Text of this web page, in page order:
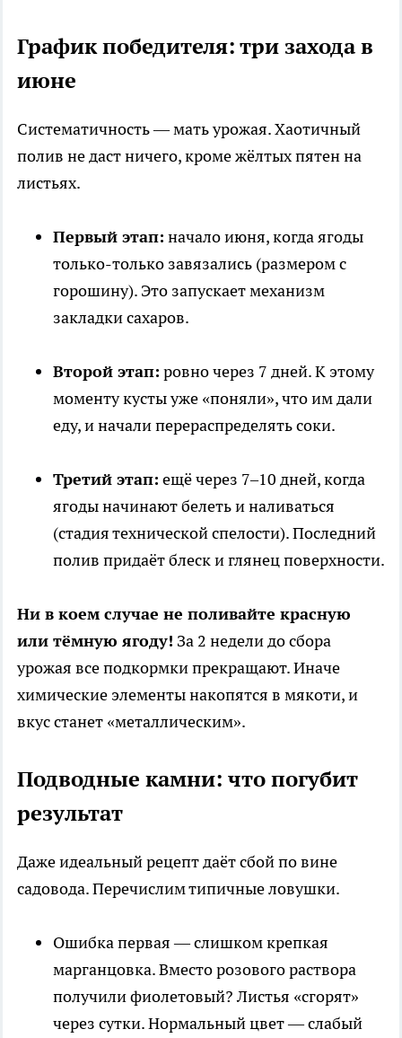
График победителя: три захода в
июне
Систематичность — мать урожая. Хаотичный
полив не даст ничего, кроме жёлтых пятен на
листьях.
Первый этап: начало июня, когда ягоды
только-только завязались (размером с
горошину). Это запускает механизм
закладки сахаров.
Второй этап: ровно через 7 дней. К этому
моменту кусты уже «поняли», что им дали
еду, и начали перераспределять соки.
Третий этап: ещё через 7–10 дней, когда
ягоды начинают белеть и наливаться
(стадия технической спелости). Последний
полив придаёт блеск и глянец поверхности.
Ни в коем случае не поливайте красную
или тёмную ягоду! За 2 недели до сбора
урожая все подкормки прекращают. Иначе
химические элементы накопятся в мякоти, и
вкус станет «металлическим».
Подводные камни: что погубит
результат
Даже идеальный рецепт даёт сбой по вине
садовода. Перечислим типичные ловушки.
Ошибка первая — слишком крепкая
марганцовка. Вместо розового раствора
получили фиолетовый? Листья «сгорят»
через сутки. Нормальный цвет — слабый